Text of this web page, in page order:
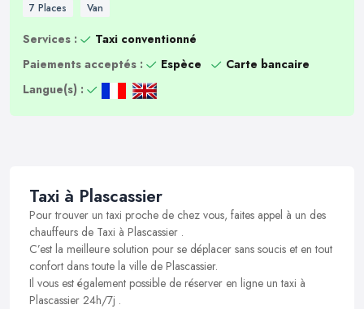
7 Places Van
Services :
Taxi conventionné
Paiements acceptés :
Espèce
Carte bancaire
Langue(s) :
Taxi à Plascassier
Pour trouver un taxi proche de chez vous, faites appel à un des
chauffeurs de Taxi à Plascassier .
C’est la meilleure solution pour se déplacer sans soucis et en tout
confort dans toute la ville de Plascassier.
Il vous est également possible de réserver en ligne un taxi à
Plascassier 24h/7j .